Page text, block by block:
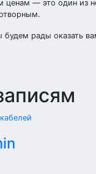
— это один из
рады оказать